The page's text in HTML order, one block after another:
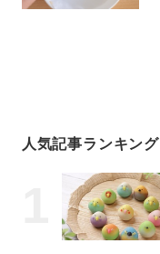
人気記事ランキング